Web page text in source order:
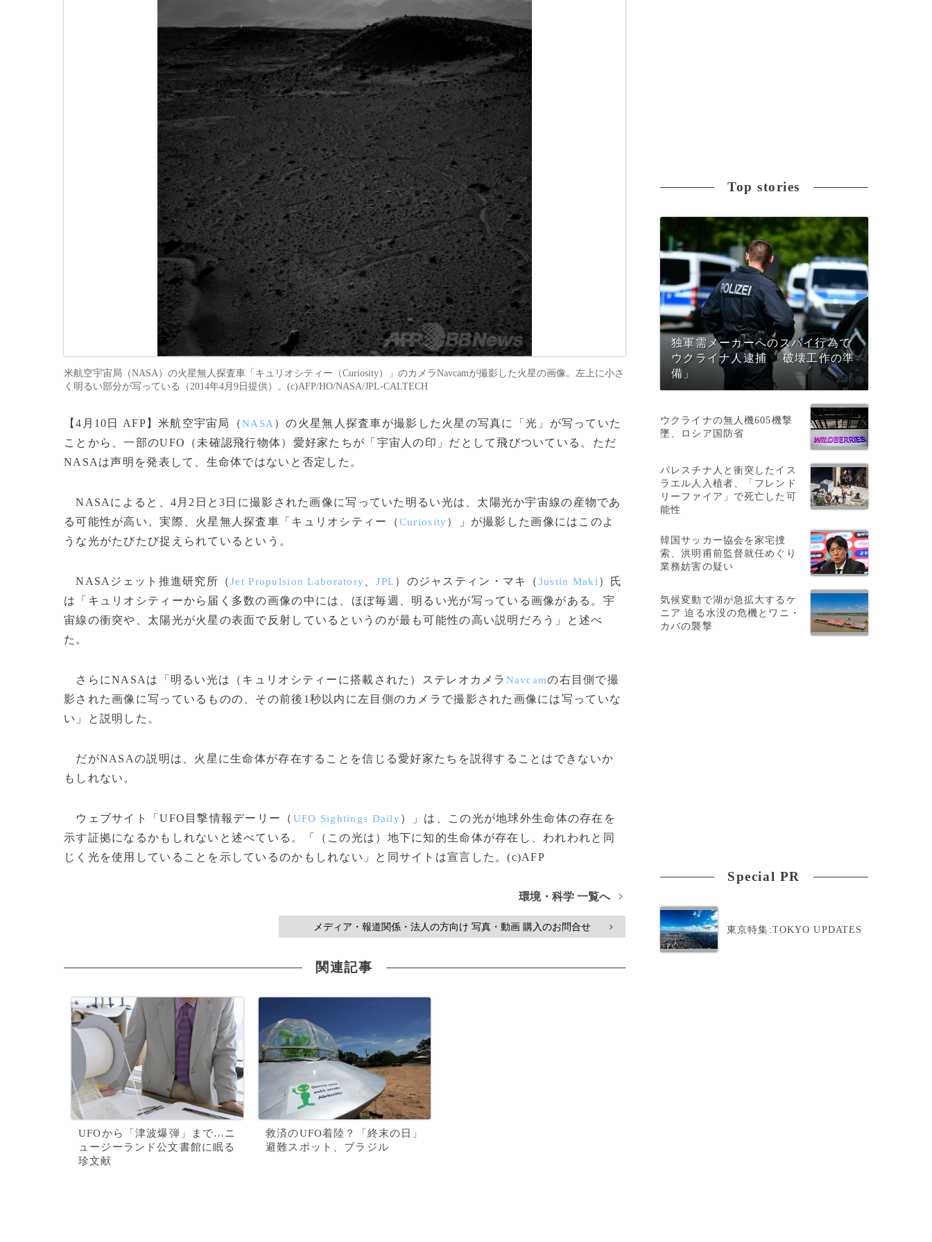
米航空宇宙局（NASA）の火星無人探査車「キュリオシティー（Curiosity）」のカメラNavcamが撮影した火星の画像。左上に小さ
く明るい部分が写っている（2014年4月9日提供）。(c)AFP/HO/NASA/JPL-CALTECH
【4月10日 AFP】米航空宇宙局（NASA ）の火星無人探査車が撮影した火星の写真に「光」が写っていた
ことから、一部のUFO（未確認飛行物体）愛好家たちが「宇宙人の印」だとして飛びついている。ただ
NASAは声明を発表して、生命体ではないと否定した。
NASAによると、4月2日と3日に撮影された画像に写っていた明るい光は、太陽光か宇宙線の産物であ
る可能性が高い。実際、火星無人探査車「キュリオシティー（Curiosity）」が撮影した画像にはこのよ
うな光がたびたび捉えられているという。
NASAジェット推進研究所（Jet Propulsion Laboratory 、JPL）のジャスティン・マキ（ Justin Maki ）氏
は「キュリオシティーから届く多数の画像の中には、ほぼ毎週、明るい光が写っている画像がある。宇
宙線の衝突や、太陽光が火星の表面で反射しているというのが最も可能性の高い説明だろう」と述べ
た。
さらにNASAは「明るい光は（キュリオシティーに搭載された）ステレオカメラ Navcamの右目側で撮
影された画像に写っているものの、その前後1秒以内に左目側のカメラで撮影された画像には写っていな
い」と説明した。
だがNASAの説明は、火星に生命体が存在することを信じる愛好家たちを説得することはできないか
もしれない。
ウェブサイト「UFO目撃情報デーリー（ UFO Sightings Daily）」は、この光が地球外生命体の存在を
示す証拠になるかもしれないと述べている。「（この光は）地下に知的生命体が存在し、われわれと同
じく光を使用していることを示しているのかもしれない」と同サイトは宣言した。(c)AFP
環境・科学 一覧へ >
メディア・報道関係・法人の方向け 写真・動画 購入のお問合せ >
関連記事
UFOから「津波爆弾」まで…ニ
ュージーランド公文書館に眠る
珍文献
救済のUFO着陸？「終末の日」
避難スポット、ブラジル
Top stories
独軍需メーカーへのスパイ行為で
ウクライナ人逮捕 「破壊工作の準
備」
ウクライナの無人機605機撃
墜、ロシア国防省
パレスチナ人と衝突したイス
ラエル人入植者、「フレンド
リーファイア」で死亡した可
能性
韓国サッカー協会を家宅捜
索、洪明甫前監督就任めぐり
業務妨害の疑い
気候変動で湖が急拡大するケ
ニア 迫る水没の危機とワニ・
カバの襲撃
Special PR
東京特集:TOKYO UPDATES